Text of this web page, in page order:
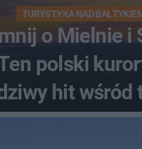
TURYSTYKA NAD
o Mielnie i
polski
hit wśród